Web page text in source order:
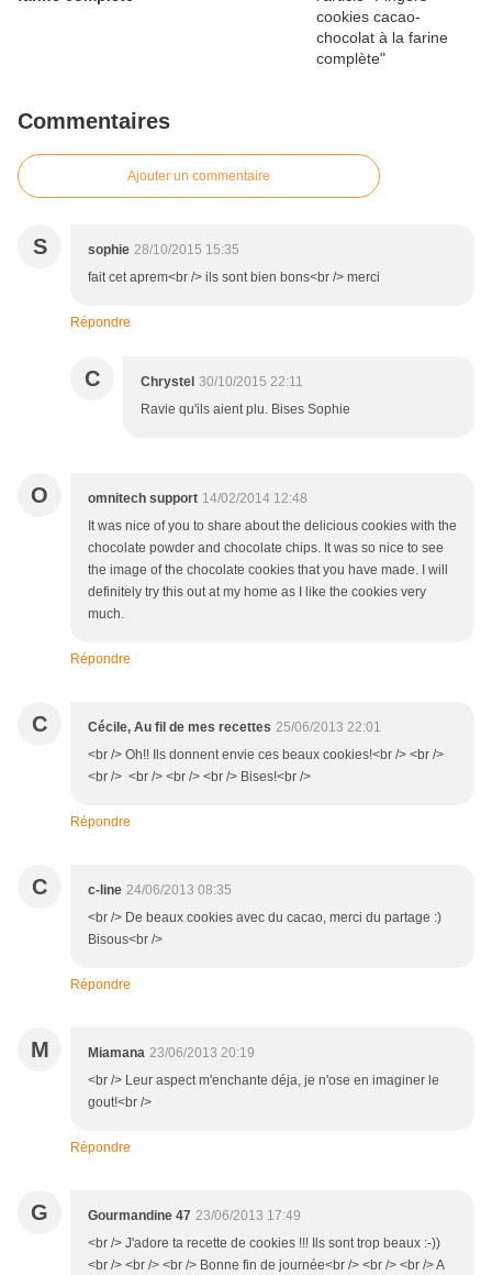
Commentaires
Ajouter un commentaire
S sophie 28/10/2015 15:35
fait cet aprem<br /> ils sont bien bons<br /> merci
Répondre
C Chrystel 30/10/2015 22:11
Ravie qu'ils aient plu. Bises Sophie
O omnitech support 14/02/2014 12:48
It was nice of you to share about the delicious cookies with the
chocolate powder and chocolate chips. It was so nice to see
the image of the chocolate cookies that you have made. I will
definitely try this out at my home as I like the cookies very
much.
Répondre
C Cécile, Au fil de mes recettes 25/06/2013 22:01
<br /> Oh!! Ils donnent envie ces beaux cookies!<br /> <br />
<br /> <br /> <br /> <br /> Bises!<br />
Répondre
C c-line 24/06/2013 08:35
<br /> De beaux cookies avec du cacao, merci du partage :)
Bisous<br />
Répondre
M Miamana 23/06/2013 20:19
<br /> Leur aspect m'enchante déja, je n'ose en imaginer le
gout!<br />
Répondre
G Gourmandine 47 23/06/2013 17:49
<br /> J'adore ta recette de cookies !!! Ils sont trop beaux :-))
<br /> <br /> <br /> Bonne fin de journée<br /> <br /> <br /> A